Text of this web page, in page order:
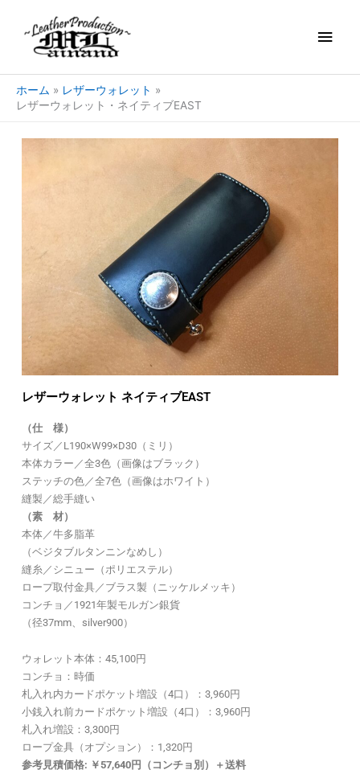
キ
ホーム
レザーウォレット
レザーウォレット・ネイティブEAST
レザーウォレット ネイティブEAST
（仕 様）
サイズ／L190×W99×D30（ミリ）
本体カラー／全3色（画像はブラック）
ステッチの色／全7色（画像はホワイト）
縫製／総手縫い
（素 材）
本体／牛多脂革
（ベジタブルタンニンなめし）
縫糸／シニュー（ポリエステル）
ロープ取付金具／ブラス製（ニッケルメッキ）
コンチョ／1921年製モルガン銀貨
（径37mm、silver900）
ウォレット本体：45,100円
コンチョ：時価
札入れ内カードポケット増設（4口）：3,960円
小銭入れ前カードポケット増設（4口）：3,960円
札入れ増設：3,300円
ロープ金具（オプション）：1,320円
参考見積価格: ￥57,640円（コンチョ別）＋送料